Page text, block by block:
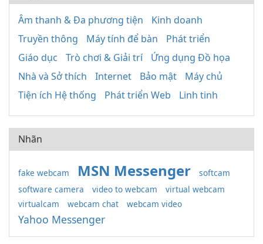
Âm thanh & Đa phương tiện
Kinh doanh
Truyền thông
Máy tính để bàn
Phát triển
Giáo dục
Trò chơi & Giải trí
Ứng dụng Đồ họa
Nhà và Sở thích
Internet Bảo mật
Máy chủ
Tiện ích Hệ thống
Phát triển Web Linh tinh
Nhãn
fake webcam MSN Messenger
softcam
software camera
video to webcam
virtual webcam
virtualcam
webcam chat webcam video
Yahoo Messenger